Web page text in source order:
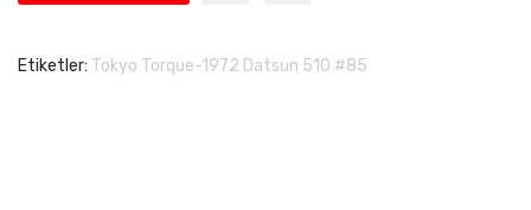
Etiketler: Tokyo Torque-1972 Datsun 510 #85